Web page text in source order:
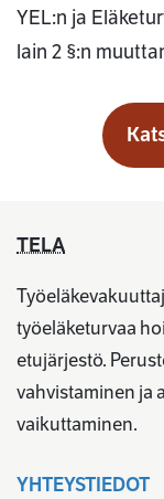
YEL:n ja
lain 2 §:n
TELA
työeläketurvaa
etujärjestö.
vahvistaminen ja
vaikuttaminen.
YHTEYSTIEDOT